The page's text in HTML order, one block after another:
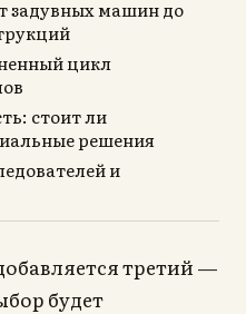
задувных машин до
цикл
стоит ли
решения
и
третий —
будет